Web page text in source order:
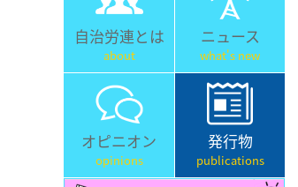
自治労連とは
about
ニュース
what's new
オピニオン
opinions
発行物
publications